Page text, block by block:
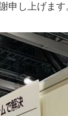
申し上げます